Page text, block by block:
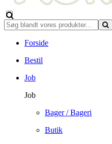
Forside
Bestil
Job
Job
Bager / Bageri
Butik